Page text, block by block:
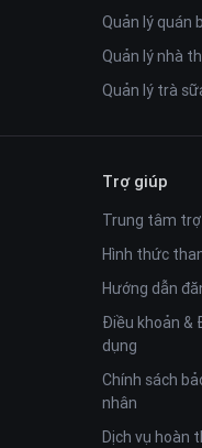
minh giúp bạn có thể
dễ dàng.
thị trên tất cả mọi thiết
bảng, ảnh sản phẩm
Quản lý quán
Quản lý nhà
Quản lý trà
Trợ giúp
Trung tâm
Hình thức
Hướng dẫn
Điều khoản &
dụng
Chính sách
nhân
Dịch vụ hoàn